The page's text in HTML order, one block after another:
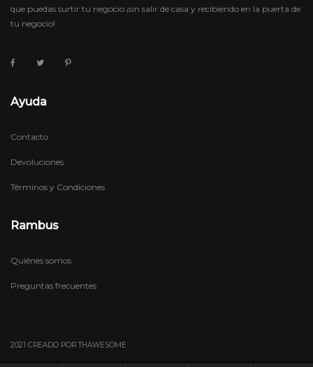
que puedas surtir tu negocio ¡sin salir de casa y recibiendo en la puerta de
tu negocio!
Ayuda
Contacto
Devoluciones
Términos y Condiciones
Rambus
Quiénes somos
Preguntas frecuentes
2021 CREADO POR THAWESOME